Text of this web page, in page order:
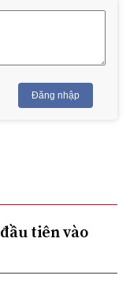
Đăng nhập
tiên vào